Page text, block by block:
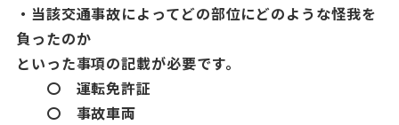
・当該交通事故によってどの部位にどのような怪我を
負ったのか
といった事項の記載が必要です。
〇 運転免許証
〇 事故車両